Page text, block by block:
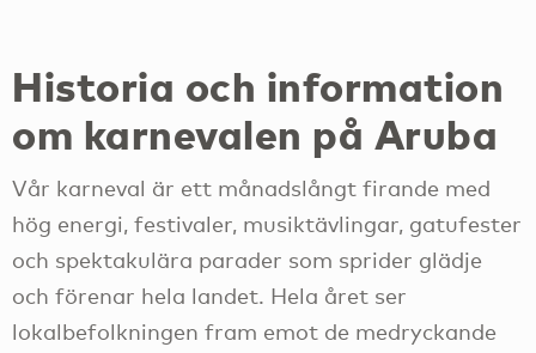
Historia och information
om karnevalen på Aruba
Vår karneval är ett månadslångt firande med
hög energi, festivaler, musiktävlingar, gatufester
och spektakulära parader som sprider glädje
och förenar hela landet. Hela året ser
lokalbefolkningen fram emot de medryckande